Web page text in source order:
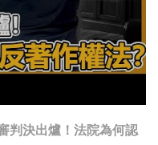
判決出爐！法院為何認